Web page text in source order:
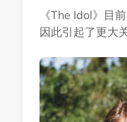
《The Idol》目
因此引起了更大关